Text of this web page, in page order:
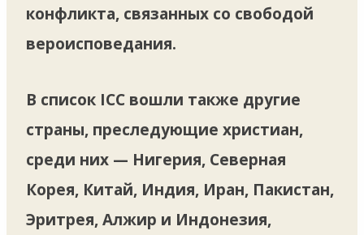
конфликта, связанных со свободой
вероисповедания.
В список ICC вошли также другие
страны, преследующие христиан,
среди них — Нигерия, Северная
Корея, Китай, Индия, Иран, Пакистан,
Эритрея, Алжир и Индонезия,